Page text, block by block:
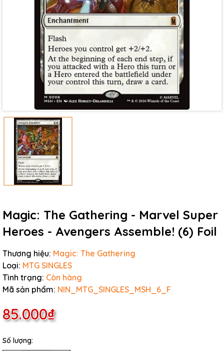
Magic: The Gathering - Marvel Super
Heroes - Avengers Assemble! (6) Foil
Thương hiệu: Magic: The Gathering
Loại: MTG SINGLES
Tình trạng: Còn hàng
Mã sản phẩm: NIN_MTG_SINGLES_MSH_6_F
85.000₫
Số lượng:
Ngày hết hạn:
Điều kiện: